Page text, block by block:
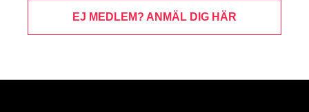
EJ MEDLEM? ANMÄL DIG HÄR